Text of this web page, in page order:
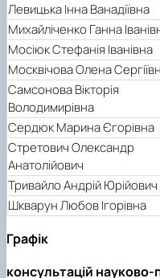
Левицька Інна Ванадіївна
Михайліченко Ганна
Мосіюк Стефанія Іванівна
Москвічова Олена
Самсонова Вікторія
Володимирівна
Сердюк Марина Єгорівна
Стретович Олександр
Анатолійович
Тривайло Андрій Юрійович
Шкварун Любов Ігорівна
Графік
консультацій науково-